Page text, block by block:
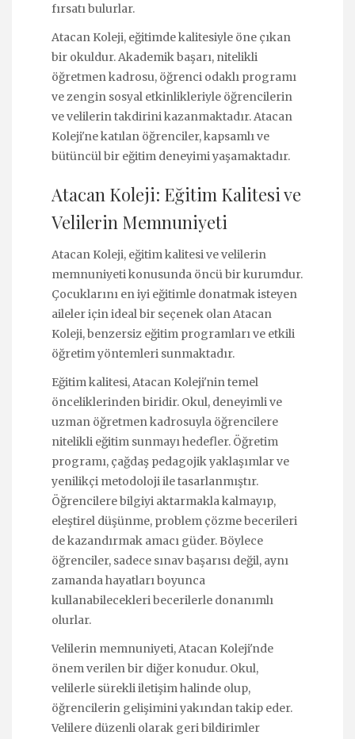
fırsatı bulurlar.
Atacan Koleji, eğitimde kalitesiyle öne çıkan
bir okuldur. Akademik başarı, nitelikli
öğretmen kadrosu, öğrenci odaklı programı
ve zengin sosyal etkinlikleriyle öğrencilerin
ve velilerin takdirini kazanmaktadır. Atacan
Koleji'ne katılan öğrenciler, kapsamlı ve
bütüncül bir eğitim deneyimi yaşamaktadır.
Atacan Koleji: Eğitim Kalitesi ve
Velilerin Memnuniyeti
Atacan Koleji, eğitim kalitesi ve velilerin
memnuniyeti konusunda öncü bir kurumdur.
Çocuklarını en iyi eğitimle donatmak isteyen
aileler için ideal bir seçenek olan Atacan
Koleji, benzersiz eğitim programları ve etkili
öğretim yöntemleri sunmaktadır.
Eğitim kalitesi, Atacan Koleji'nin temel
önceliklerinden biridir. Okul, deneyimli ve
uzman öğretmen kadrosuyla öğrencilere
nitelikli eğitim sunmayı hedefler. Öğretim
programı, çağdaş pedagojik yaklaşımlar ve
yenilikçi metodoloji ile tasarlanmıştır.
Öğrencilere bilgiyi aktarmakla kalmayıp,
eleştirel düşünme, problem çözme becerileri
de kazandırmak amacı güder. Böylece
öğrenciler, sadece sınav başarısı değil, aynı
zamanda hayatları boyunca
kullanabilecekleri becerilerle donanımlı
olurlar.
Velilerin memnuniyeti, Atacan Koleji'nde
önem verilen bir diğer konudur. Okul,
velilerle sürekli iletişim halinde olup,
öğrencilerin gelişimini yakından takip eder.
Velilere düzenli olarak geri bildirimler